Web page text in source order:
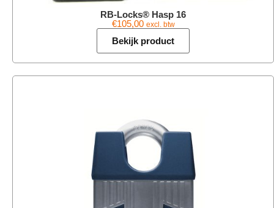
RB-Locks® Hasp 16
€105,00 excl. btw
Bekijk product